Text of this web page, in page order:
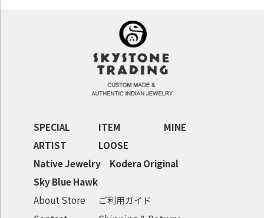
SPECIAL ITEM
MINE
ARTIST
LOOSE
Native Jewelry
Kodera Original
Sky Blue Hawk
About Store
ご利用ガイド